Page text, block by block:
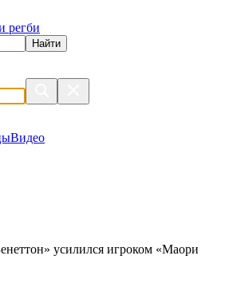
Видео
усилился игроком «Маори